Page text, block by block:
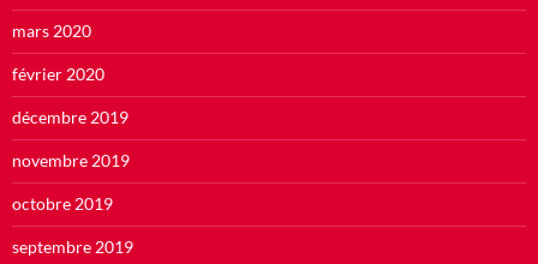
mars 2020
février 2020
décembre 2019
novembre 2019
octobre 2019
septembre 2019